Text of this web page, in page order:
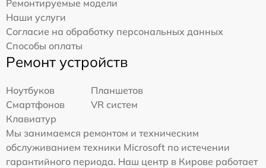
Ремонтируемые модели
Наши услуги
Согласие на обработку персональных данных
Способы оплаты
Ремонт устройств
Ноутбуков
Планшетов
Смартфонов
VR систем
Клавиатур
Мы занимаемся ремонтом и техническим
обслуживанием техники Microsoft по истечении
гарантийного периода. Наш центр в Кирове работает